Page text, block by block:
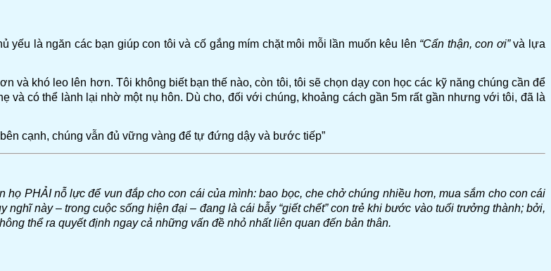
là ngăn các bạn giúp con tôi và cố gắng mím chặt môi mỗi lần muốn kêu lên “Cẩn thận, con ơi”và lựa
và khó leo lên hơn. Tôi không biết bạn thế nào, còn tôi, tôi sẽ chọn dạy con học các kỹ năng chúng cần để
có thể lành lại nhờ một nụ hôn. Dù cho, đối với chúng, khoảng cách gần 5m rất gần nhưng với tôi, đã là
cạnh, chúng vẫn đủ vững vàng để tự đứng dậy và bước tiếp”
PHẢI nỗ lực để vun đắp cho con cái của mình: bao bọc, che chở chúng nhiều hơn, mua sắm cho con cái
này – trong cuộc sống hiện đại – đang là cái bẫy “giết chết” con trẻ khi bước vào tuổi trưởng thành; bởi,
thể ra quyết định ngay cả những vấn đề nhỏ nhất liên quan đến bản thân.